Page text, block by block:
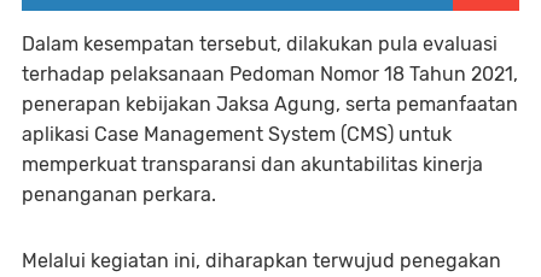
Dalam kesempatan tersebut, dilakukan pula evaluasi
terhadap pelaksanaan Pedoman Nomor 18 Tahun 2021,
penerapan kebijakan Jaksa Agung, serta pemanfaatan
aplikasi Case Management System (CMS) untuk
memperkuat transparansi dan akuntabilitas kinerja
penanganan perkara.
Melalui kegiatan ini, diharapkan terwujud penegakan